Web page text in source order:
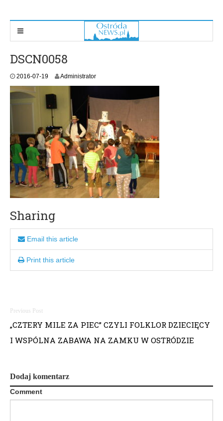
DSCN0058
2016-07-19 Administrator
Sharing
Email this article
Print this article
Nawigacja
wpisu
„CZTERY MILE ZA PIEC” CZYLI FOLKLOR DZIECIĘCY
I WSPÓLNA ZABAWA NA ZAMKU W OSTRÓDZIE
Dodaj komentarz
Comment